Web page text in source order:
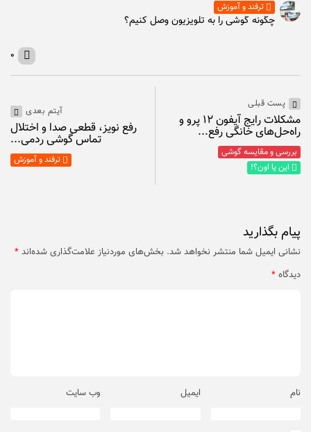
ترفند و آموزش
چگونه گوشی را به تلویزیون وصل کنیم؟
۰
پست قبلی
مشکلات رایج آیفون ۱۲ پرو و
راه‌حل‌های خانگی رفع...
بررسی و مقایسه گوشی
این یا اون؟!
آیتم بعدی
رفع نویز، قطعی صدا و اختلال
تماس گوشی ردمی...
ترفند و آموزش
پیام بگذارید
نشانی ایمیل شما منتشر نخواهد شد. بخش‌های موردنیاز علامت‌گذاری شده‌اند *
دیدگاه *
نام ایمیل وب‌ سایت